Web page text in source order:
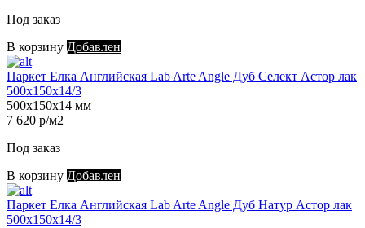
Под заказ
В корзину Добавлен
Паркет Елка Английская Lab Arte Angle Дуб Селект Астор лак
500х150х14/3
500х150х14 мм
7 620 р/м2
Под заказ
В корзину Добавлен
Паркет Елка Английская Lab Arte Angle Дуб Натур Астор лак
500х150х14/3